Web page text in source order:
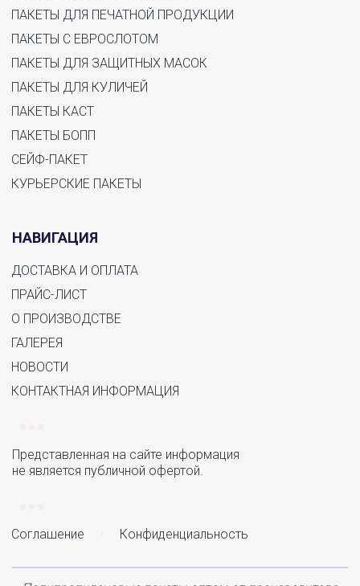
ПАКЕТЫ ДЛЯ ПЕЧАТНОЙ ПРОДУКЦИИ
ПАКЕТЫ С ЕВРОСЛОТОМ
ПАКЕТЫ ДЛЯ ЗАЩИТНЫХ МАСОК
ПАКЕТЫ ДЛЯ КУЛИЧЕЙ
ПАКЕТЫ КАСТ
ПАКЕТЫ БОПП
СЕЙФ-ПАКЕТ
КУРЬЕРСКИЕ ПАКЕТЫ
НАВИГАЦИЯ
ДОСТАВКА И ОПЛАТА
ПРАЙС-ЛИСТ
О ПРОИЗВОДСТВЕ
ГАЛЕРЕЯ
НОВОСТИ
КОНТАКТНАЯ ИНФОРМАЦИЯ
Представленная на сайте информация
не является публичной офертой.
Соглашение Конфиденциальность